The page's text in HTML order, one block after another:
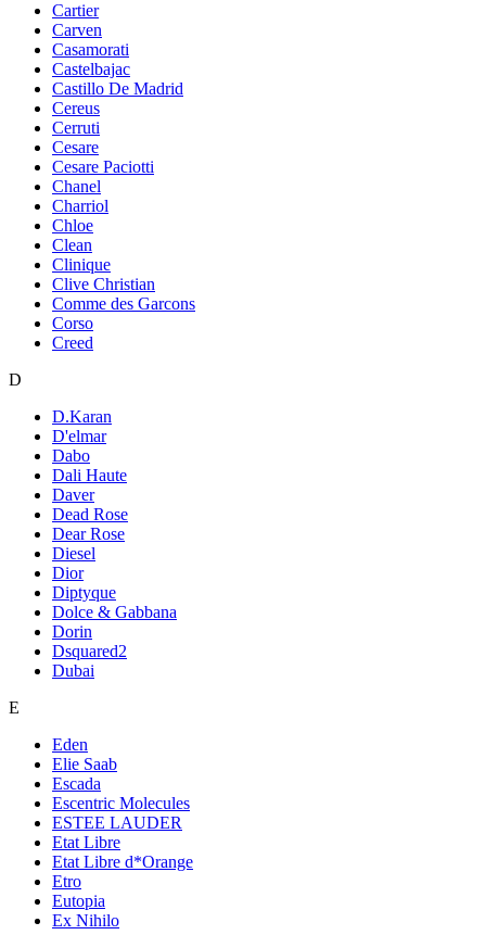
Cartier
Carven
Casamorati
Castelbajac
Castillo De Madrid
Cereus
Cerruti
Cesare
Cesare Paciotti
Chanel
Charriol
Chloe
Clean
Clinique
Clive Christian
Comme des Garcons
Corso
Creed
D
D.Karan
D'elmar
Dabo
Dali Haute
Daver
Dead Rose
Dear Rose
Diesel
Dior
Diptyque
Dolce & Gabbana
Dorin
Dsquared2
Dubai
E
Eden
Elie Saab
Escada
Escentric Molecules
ESTEE LAUDER
Etat Libre
Etat Libre d*Orange
Etro
Eutopia
Ex Nihilo